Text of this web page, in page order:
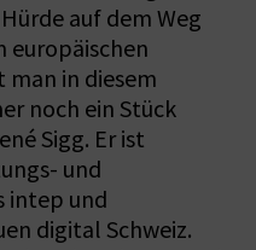
auf dem Weg
europäischen
man in diesem
noch ein Stück
Sigg. Er ist
und
intep und
digital Schweiz.